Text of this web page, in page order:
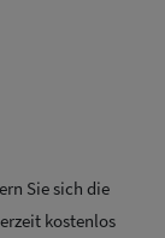
Sie sich die
kostenlos